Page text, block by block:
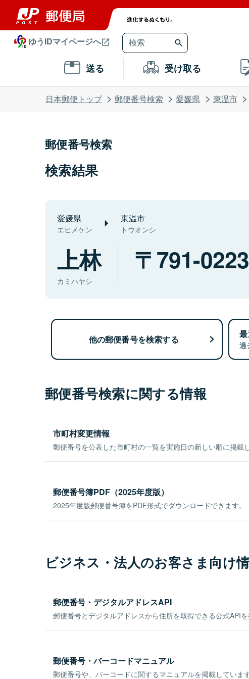
ゆうIDマイページへ
送る 受け取る
日本郵便トップ 郵便番号検索 愛媛県 東温市
郵便番号検索
検索結果
愛媛県
エヒメケン
東温市
トウオンシ
上林
カミハヤシ
791-0223
他の郵便番号を検索する
過
郵便番号検索に関する情報
市町村変更情報
郵便番号を公表した市町村の一覧を実施日の新しい順に掲載
郵便番号簿PDF（2025年度版）
2025年度版郵便番号簿をPDF形式でダウンロードできます。
ビジネス・法人のお客さま向け
郵便番号・デジタルアドレスAPI
郵便番号とデジタルアドレスから住所を取得できる公式APIを
郵便番号・バーコードマニュアル
郵便番号や、バーコードに関するマニュアルを掲載しています